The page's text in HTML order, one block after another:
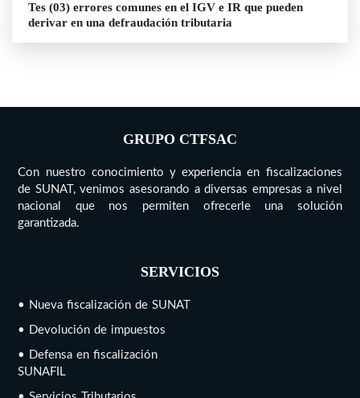
Tes (03) errores comunes en el IGV e IR que pueden
derivar en una defraudación tributaria
GRUPO CTFSAC
Con nuestro conocimiento y experiencia en fiscalizaciones
de SUNAT, venimos asesorando a diversas empresas a nivel
nacional que nos permiten ofrecerle una solución
garantizada.
SERVICIOS
• Nueva fiscalización de SUNAT
• Devolución de impuestos
• Defensa en fiscalización
SUNAFIL